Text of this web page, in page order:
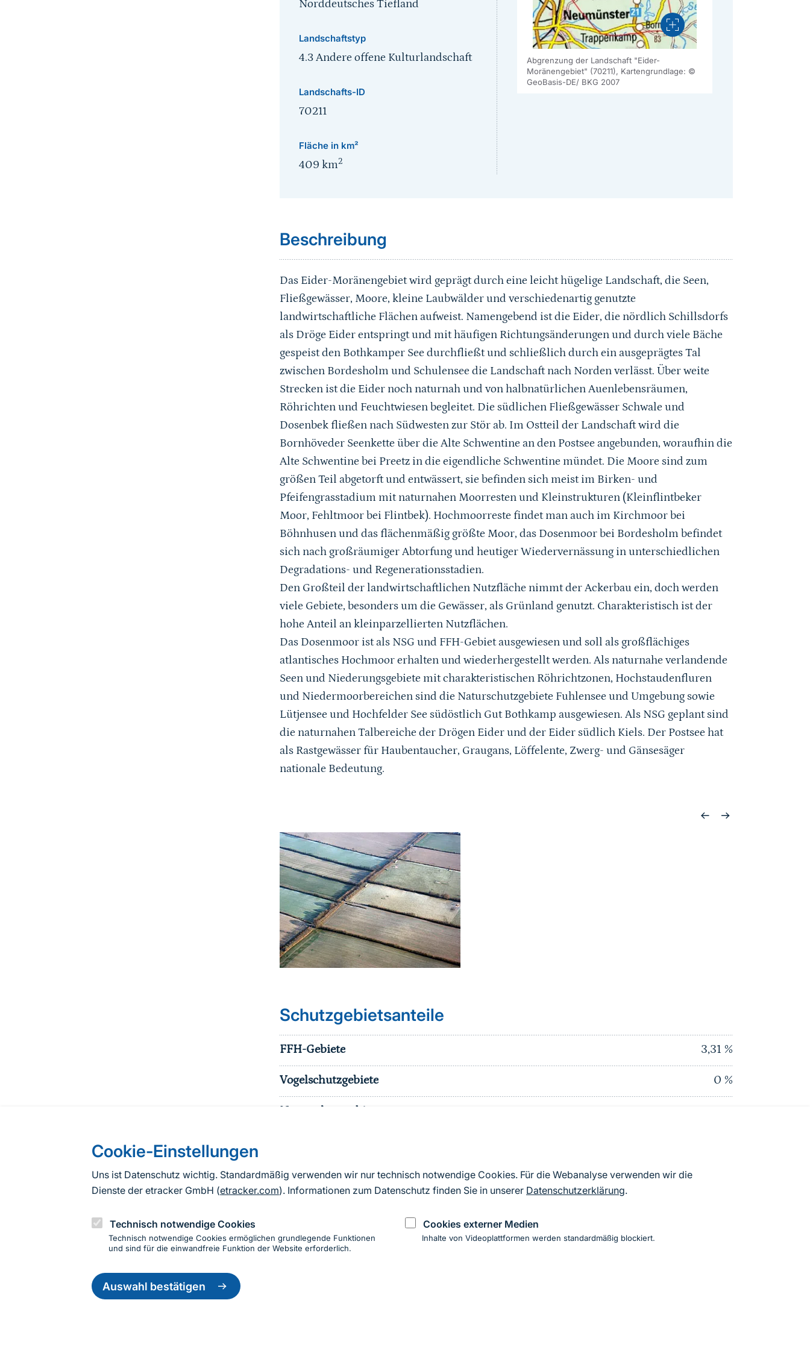
Cookie-Einstellungen
Uns ist Datenschutz wichtig. Standardmäßig verwenden wir nur technisch notwendige Cookies. Für die Webanalyse verwenden wir die
Dienste der etracker GmbH (etracker.com). Informationen zum Datenschutz finden Sie in unserer Datenschutzerklärung.
Technisch notwendige Cookies
Technisch notwendige Cookies ermöglichen grundlegende Funktionen
und sind für die einwandfreie Funktion der Website erforderlich.
Cookies externer Medien
Inhalte von Videoplattformen werden standardmäßig blockiert.
Auswahl bestätigen
Einwilligung
zurückziehen
Norddeutsches Tiefland
Landschaftstyp
4.3 Andere offene Kulturlandschaft
Landschafts-ID
70211
Fläche in km²
409 km2
Vergrößern
Abgrenzung der Landschaft "Eider-
Moränengebiet" (70211), Kartengrundlage: ©
GeoBasis-DE/ BKG 2007
Beschreibung
Das Eider-Moränengebiet wird geprägt durch eine leicht hügelige Landschaft, die Seen,
Fließgewässer, Moore, kleine Laubwälder und verschiedenartig genutzte
landwirtschaftliche Flächen aufweist. Namengebend ist die Eider, die nördlich Schillsdorfs
als Dröge Eider entspringt und mit häufigen Richtungsänderungen und durch viele Bäche
gespeist den Bothkamper See durchfließt und schließlich durch ein ausgeprägtes Tal
zwischen Bordesholm und Schulensee die Landschaft nach Norden verlässt. Über weite
Strecken ist die Eider noch naturnah und von halbnatürlichen Auenlebensräumen,
Röhrichten und Feuchtwiesen begleitet. Die südlichen Fließgewässer Schwale und
Dosenbek fließen nach Südwesten zur Stör ab. Im Ostteil der Landschaft wird die
Bornhöveder Seenkette über die Alte Schwentine an den Postsee angebunden, woraufhin die
Alte Schwentine bei Preetz in die eigendliche Schwentine mündet. Die Moore sind zum
größen Teil abgetorft und entwässert, sie befinden sich meist im Birken- und
Pfeifengrasstadium mit naturnahen Moorresten und Kleinstrukturen (Kleinflintbeker
Moor, Fehltmoor bei Flintbek). Hochmoorreste findet man auch im Kirchmoor bei
Böhnhusen und das flächenmäßig größte Moor, das Dosenmoor bei Bordesholm befindet
sich nach großräumiger Abtorfung und heutiger Wiedervernässung in unterschiedlichen
Degradations- und Regenerationsstadien.
Den Großteil der landwirtschaftlichen Nutzfläche nimmt der Ackerbau ein, doch werden
viele Gebiete, besonders um die Gewässer, als Grünland genutzt. Charakteristisch ist der
hohe Anteil an kleinparzellierten Nutzflächen.
Das Dosenmoor ist als NSG und FFH-Gebiet ausgewiesen und soll als großflächiges
atlantisches Hochmoor erhalten und wiederhergestellt werden. Als naturnahe verlandende
Seen und Niederungsgebiete mit charakteristischen Röhrichtzonen, Hochstaudenfluren
und Niedermoorbereichen sind die Naturschutzgebiete Fuhlensee und Umgebung sowie
Lütjensee und Hochfelder See südöstlich Gut Bothkamp ausgewiesen. Als NSG geplant sind
die naturnahen Talbereiche der Drögen Eider und der Eider südlich Kiels. Der Postsee hat
als Rastgewässer für Haubentaucher, Graugans, Löffelente, Zwerg- und Gänsesäger
nationale Bedeutung.
Karussell Start
Schutzgebietsanteile
FFH-Gebiete 3,31 %
Vogelschutzgebiete 0 %
Naturschutzgebiete
sonst. Schutzgebiete
Informationen zur Seite